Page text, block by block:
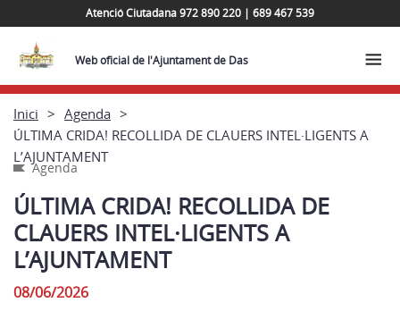
Atenció Ciutadana 972 890 220 | 689 467 539
Web oficial de l'Ajuntament de Das
Inici
Agenda
ÚLTIMA CRIDA! RECOLLIDA DE CLAUERS INTEL·LIGENTS A
L’AJUNTAMENT
Agenda
ÚLTIMA CRIDA! RECOLLIDA DE
CLAUERS INTEL·LIGENTS A
L’AJUNTAMENT
08/06/2026